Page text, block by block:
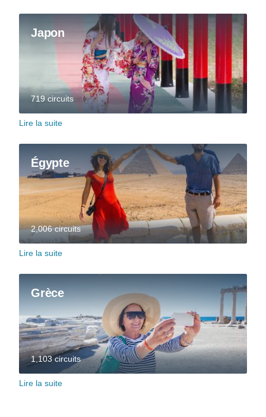
Japon
719 circuits
Lire la suite
Égypte
2,006 circuits
Lire la suite
Grèce
1,103 circuits
Lire la suite